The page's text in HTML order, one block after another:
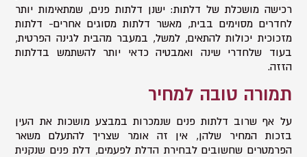
רכישה מושכלת של דלתות: ישנן דלתות פנים, שמתאימות יותר
לחדרים מסוימים בבית, מאשר דלתות מסוגים אחרים- דלתות
מזכוכית יכולות להתאים, למשל, במעבר מהבית לגינה הפרטית,
בעוד שלחדרי שינה ואמבטיה כדאי יותר להשתמש בדלתות
הזזה.
תמורה טובה למחיר
על אף שרוב דלתות פנים שנמכרות במבצע מושכות את העין
בזכות המחיר שלהן, אין זה אומר שצריך להתעלם משאר
הפרמטרים שחשובים לבחירת הדלת לפעמים, דלת פנים שנקנית